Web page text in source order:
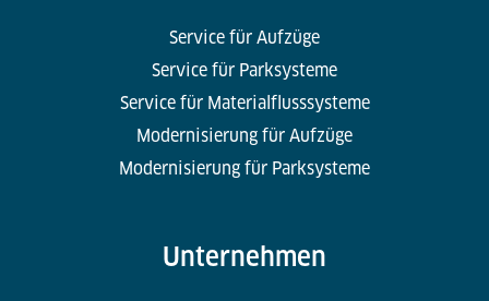
Service für Aufzüge
Service für Parksysteme
Service für Materialflusssysteme
Modernisierung für Aufzüge
Modernisierung für Parksysteme
Unternehmen